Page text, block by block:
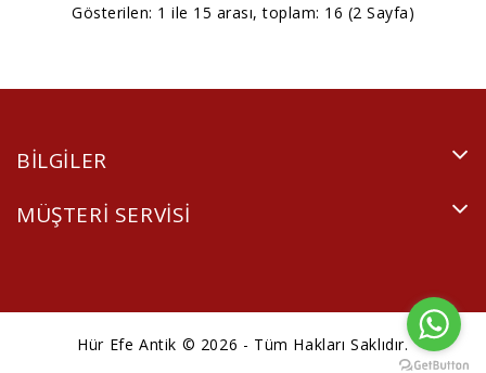
Gösterilen: 1 ile 15 arası, toplam: 16 (2 Sayfa)
BILGILER
MÜŞTERI SERVISI
Hür Efe Antik © 2026 - Tüm Hakları Saklıdır.